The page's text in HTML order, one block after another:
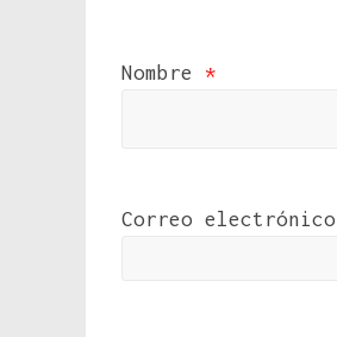
Nombre *
Correo electrónico